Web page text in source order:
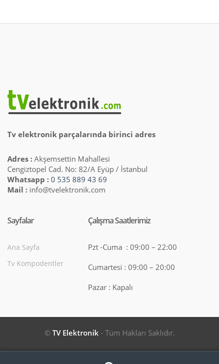
Tv elektronik parçalarında birinci adres
Adres : Akşemsettin Mahallesi
Cengiztopel Cad. No: 82/A Eyüp / İstanbul
Whatsapp : 0 535 889 43 69
Mail : info@tvelektronik.com
Sayfalar
Ana Sayfa
Tv Kompodentler
Çalışma Saatlerimiz
Pzt -Cuma : 09:00 – 22:00
Cumartesi : 09:00 – 20:00
Pazar : Kapalı
© TV Elektronik - Tüm Hakları Saklıdır.